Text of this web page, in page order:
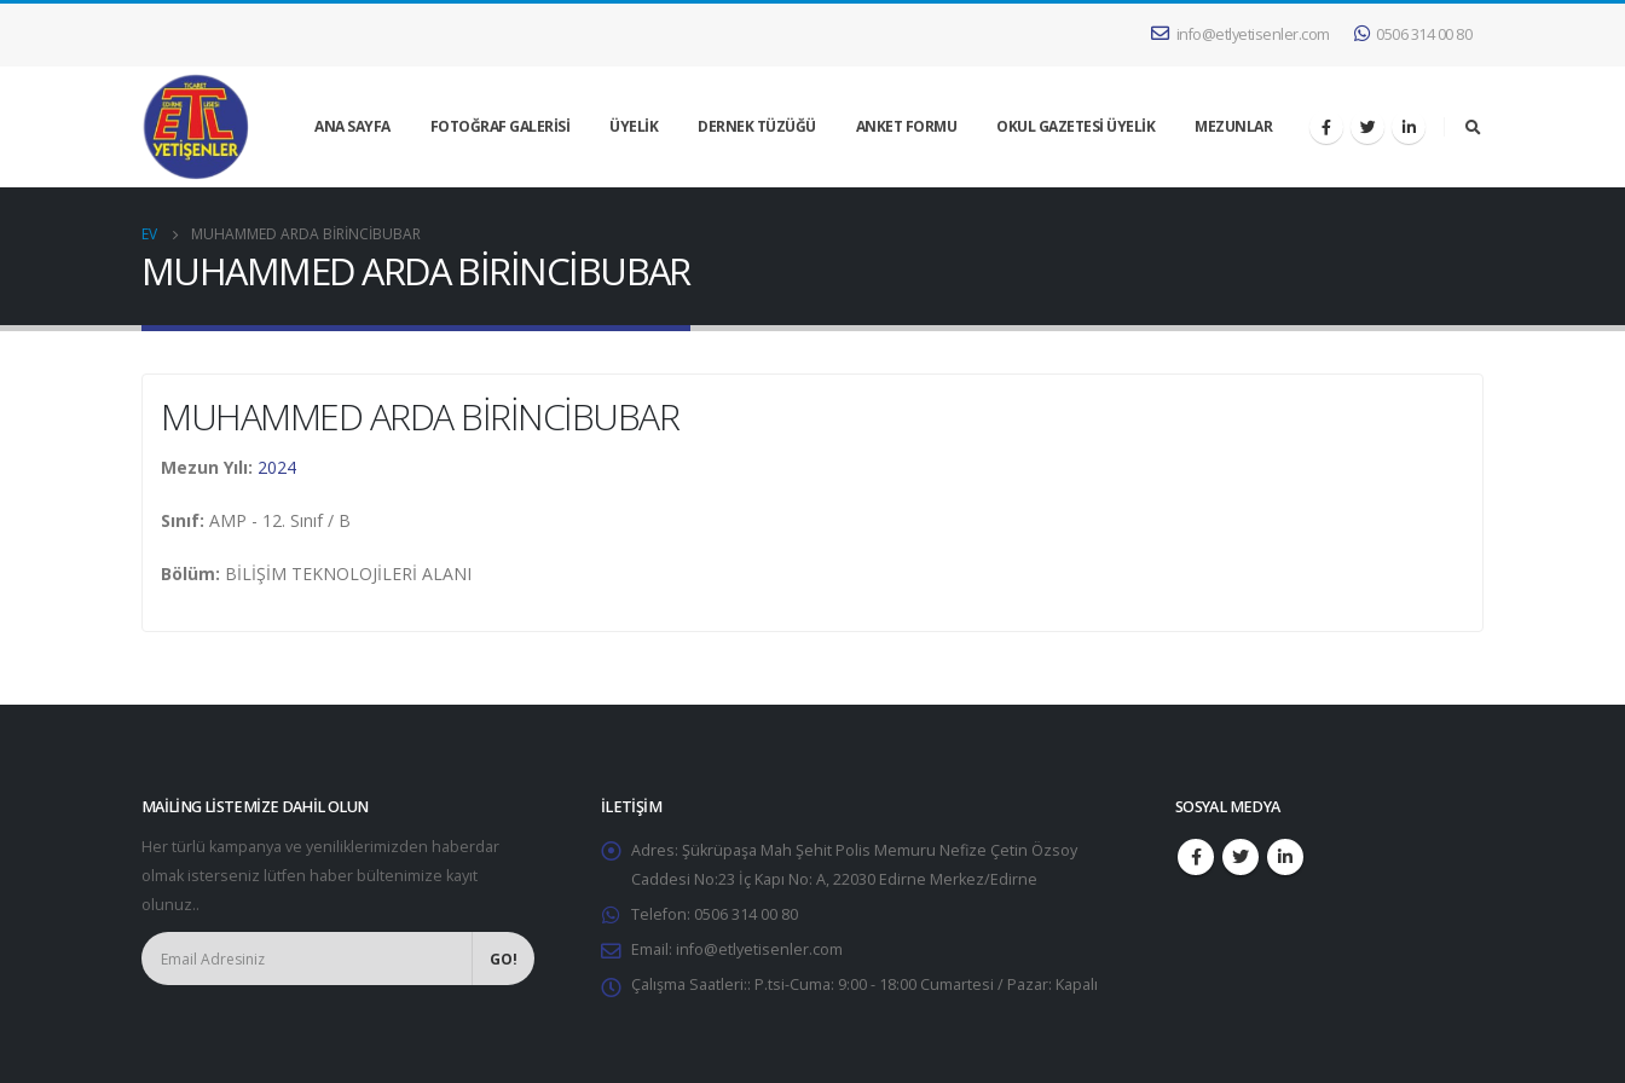
info@etlyetisenler.com 0506 314 00 80
ANA SAYFA FOTOĞRAF GALERİSİ ÜYELİK DERNEK TÜZÜĞÜ ANKET FORMU OKUL GAZETESİ ÜYELİK MEZUNLAR
EV MUHAMMED ARDA BİRİNCİBUBAR
MUHAMMED ARDA BİRİNCİBUBAR
MUHAMMED ARDA BİRİNCİBUBAR
Mezun Yılı: 2024
Sınıf: AMP - 12. Sınıf / B
Bölüm: BİLİŞİM TEKNOLOJİLERİ ALANI
MAILING LISTEMIZE DAHIL OLUN
Her türlü kampanya ve yeniliklerimizden haberdar
olmak isterseniz lütfen haber bültenimize kayıt
olunuz..
İLETIŞIM
Adres: Şükrüpaşa Mah Şehit Polis Memuru Nefize Çetin Özsoy
Caddesi No:23 İç Kapı No: A, 22030 Edirne Merkez/Edirne
Telefon: 0506 314 00 80
Email: info@etlyetisenler.com
Çalışma Saatleri:: P.tsi-Cuma: 9:00 - 18:00 Cumartesi / Pazar: Kapalı
SOSYAL MEDYA